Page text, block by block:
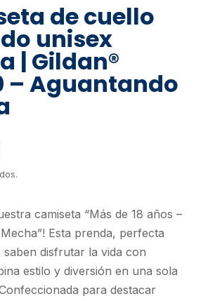
de cuello
unisex
| Gildan®
– Aguantando
camiseta “Más de 18 años –
Esta prenda, perfecta
saben disfrutar la vida con
estilo y diversión en una sola
para destacar